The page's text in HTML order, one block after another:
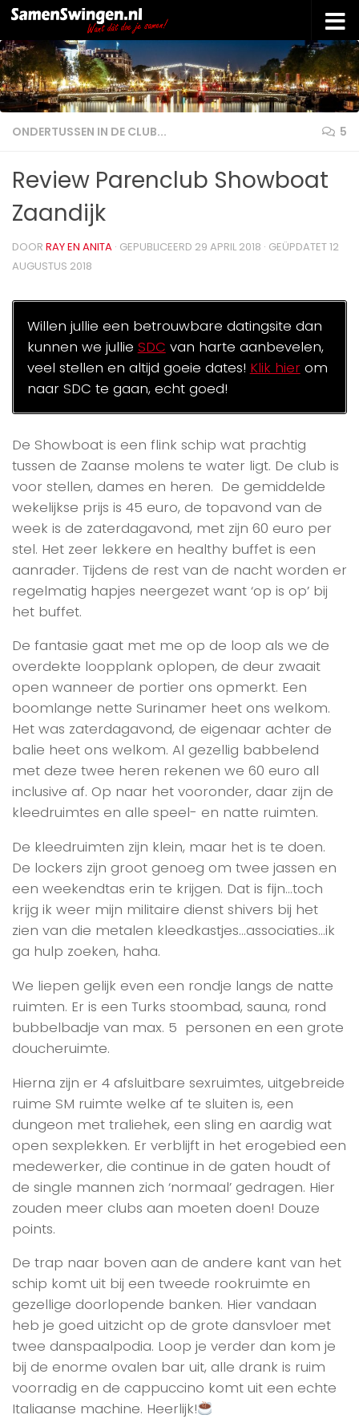
Doorgaan naar inhoud
ONDERTUSSEN IN DE CLUB... 5
Review Parenclub Showboat
Zaandijk
DOOR RAY EN ANITA · GEPUBLICEERD 29 APRIL 2018 · GEÜPDATET12
AUGUSTUS 2018
Willen jullie een betrouwbare datingsite dan
kunnen we jullie SDC van harte aanbevelen,
veel stellen en altijd goeie dates! Klik hierom
naar SDC te gaan, echt goed!
De Showboat is een flink schip wat prachtig
tussen de Zaanse molens te water ligt. De club is
voor stellen, dames en heren. De gemiddelde
wekelijkse prijs is 45 euro, de topavond van de
week is de zaterdagavond, met zijn 60 euro per
stel. Het zeer lekkere en healthy buffet is een
aanrader. Tijdens de rest van de nacht worden er
regelmatig hapjes neergezet want ‘op is op’ bij
het buffet.
De fantasie gaat met me op de loop als we de
overdekte loopplank oplopen, de deur zwaait
open wanneer de portier ons opmerkt. Een
boomlange nette Surinamer heet ons welkom.
Het was zaterdagavond, de eigenaar achter de
balie heet ons welkom. Al gezellig babbelend
met deze twee heren rekenen we 60 euro all
inclusive af. Op naar het vooronder, daar zijn de
kleedruimtes en alle speel- en natte ruimten.
De kleedruimten zijn klein, maar het is te doen.
De lockers zijn groot genoeg om twee jassen en
een weekendtas erin te krijgen. Dat is fijn…toch
krijg ik weer mijn militaire dienst shivers bij het
zien van die metalen kleedkastjes…associaties…ik
ga hulp zoeken, haha.
We liepen gelijk even een rondje langs de natte
ruimten. Er is een Turks stoombad, sauna, rond
bubbelbadje van max. 5 personen en een grote
doucheruimte.
Hierna zijn er 4 afsluitbare sexruimtes, uitgebreide
ruime SM ruimte welke af te sluiten is, een
dungeon met traliehek, een sling en aardig wat
open sexplekken. Er verblijft in het erogebied een
medewerker, die continue in de gaten houdt of
de single mannen zich ‘normaal’ gedragen. Hier
zouden meer clubs aan moeten doen! Douze
points.
De trap naar boven aan de andere kant van het
schip komt uit bij een tweede rookruimte en
gezellige doorlopende banken. Hier vandaan
heb je goed uitzicht op de grote dansvloer met
twee danspaalpodia. Loop je verder dan kom je
bij de enorme ovalen bar uit, alle drank is ruim
voorradig en de cappuccino komt uit een echte
Italiaanse machine. Heerlijk!